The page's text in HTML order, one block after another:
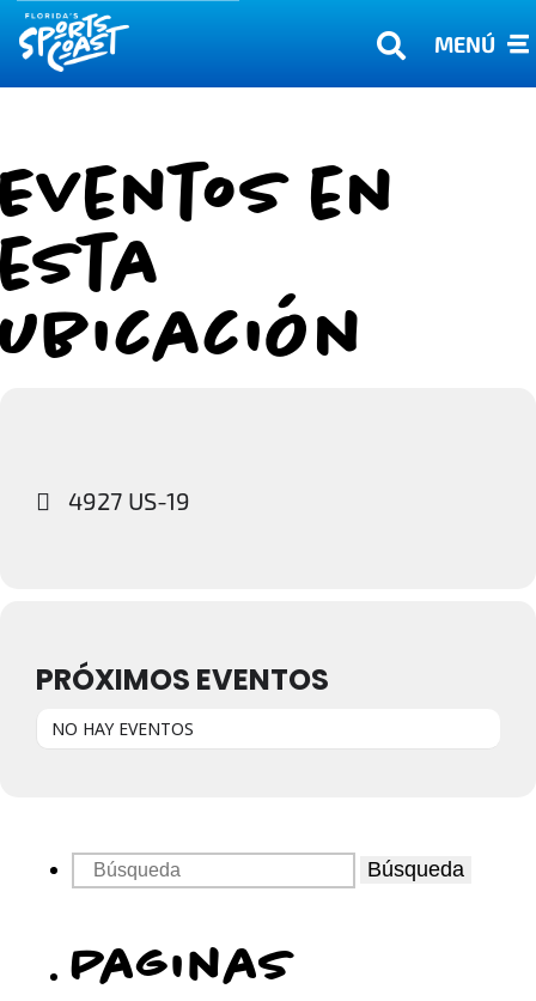
MENÚ
Eventos en
esta
ubicación
4927 US-19
PRÓXIMOS EVENTOS
NO HAY EVENTOS
Búsqueda
Paginas